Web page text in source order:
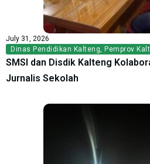
July 31, 2026
Dinas Pendidikan Kalteng, Pemprov
SMSI dan Disdik Kalteng
Jurnalis Sekolah